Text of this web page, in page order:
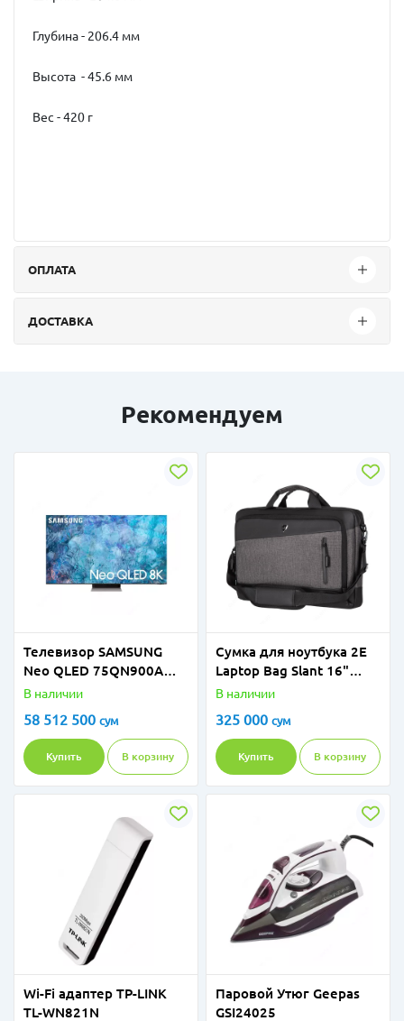
Глубина - 206.4 мм
Высота - 45.6 мм
Вес - 420 г
ОПЛАТА
ДОСТАВКА
Рекомендуем
Телевизор SAMSUNG
Neo QLED 75QN900A
75" 8K
В наличии
58 512 500 сум
Купить В корзину
Сумка для ноутбука 2E
Laptop Bag Slant 16"
Grey-Black
В наличии
325 000 сум
Купить В корзину
Wi-Fi адаптер TP-LINK
TL-WN821N
Паровой Утюг Geepas
GSI24025